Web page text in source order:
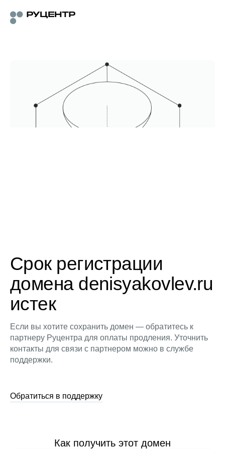
Срок регистрации
домена denisyakovlev.ru
истек
Если вы хотите сохранить домен — обратитесь к
партнеру Руцентра для оплаты продления. Уточнить
контакты для связи с партнером можно в службе
поддержки.
Обратиться в поддержку
Как получить этот домен